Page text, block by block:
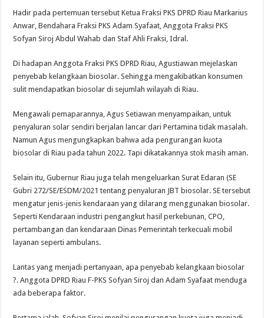
Hadir pada pertemuan tersebut Ketua Fraksi PKS DPRD Riau Markarius
Anwar, Bendahara Fraksi PKS Adam Syafaat, Anggota Fraksi PKS
Sofyan Siroj Abdul Wahab dan Staf Ahli Fraksi, Idral.
Di hadapan Anggota Fraksi PKS DPRD Riau, Agustiawan mejelaskan
penyebab kelangkaan biosolar. Sehingga mengakibatkan konsumen
sulit mendapatkan biosolar di sejumlah wilayah di Riau.
Mengawali pemaparannya, Agus Setiawan menyampaikan, untuk
penyaluran solar sendiri berjalan lancar dari Pertamina tidak masalah.
Namun Agus mengungkapkan bahwa ada pengurangan kuota
biosolar di Riau pada tahun 2022. Tapi dikatakannya stok masih aman.
Selain itu, Gubernur Riau juga telah mengeluarkan Surat Edaran (SE
Gubri 272/SE/ESDM/2021 tentang penyaluran JBT biosolar. SE tersebut
mengatur jenis-jenis kendaraan yang dilarang menggunakan biosolar.
Seperti Kendaraan industri pengangkut hasil perkebunan, CPO,
pertambangan dan kendaraan Dinas Pemerintah terkecuali mobil
layanan seperti ambulans.
Lantas yang menjadi pertanyaan, apa penyebab kelangkaan biosolar
?. Anggota DPRD Riau F-PKS Sofyan Siroj dan Adam Syafaat menduga
ada beberapa faktor.